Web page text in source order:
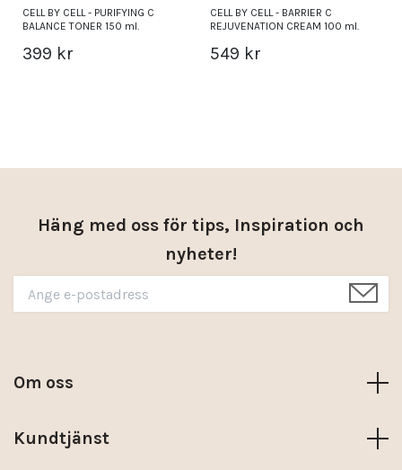
CELL BY CELL - PURIFYING C
BALANCE TONER 150 ml.
399 kr
CELL BY CELL - BARRIER C
REJUVENATION CREAM 100 ml.
549 kr
Häng med oss för tips, Inspiration och
nyheter!
Om oss
Kundtjänst